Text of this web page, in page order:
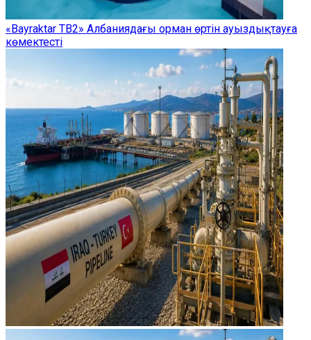
«Bayraktar TB2» Албаниядағы орман өртін ауыздықтауға
көмектесті